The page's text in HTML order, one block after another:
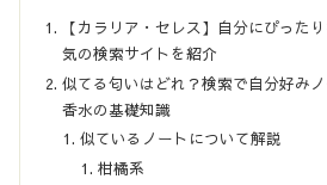
【カラリア・セレス】自分にぴった
気の検索サイトを紹介
似てる匂いはどれ？検索で自分好み
香水の基礎知識
似ているノートについて解説
柑橘系